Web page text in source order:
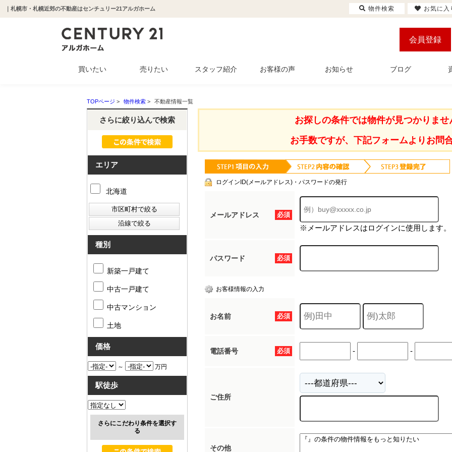
｜札幌市・札幌近郊の不動産はセンチュリー21アルガホーム
会員登録
買いたい 売りたい スタッフ紹介 お客様の声 お知らせ ブログ
TOPページ > 物件検索 > 不動産情報一覧
お探しの条件では物件が見つかりませ
お手数ですが、下記フォームよりお問
ログインID(メールアドレス)・パスワードの発行
必須
メールアドレス
※メールアドレスはログインに使用します。
必須
パスワード
お客様情報の入力
必須
お名前
必須
電話番号 - -
ご住所
その他
さらに絞り込んで検索
エリア
北海道
種別
新築一戸建て
中古一戸建て
中古マンション
土地
価格
～ 万円
駅徒歩
さらにこだわり条件を選択す
る
物件検索 お気に入